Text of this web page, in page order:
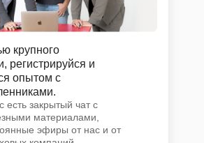
крупного
регистрируйся и
опытом с
есть закрытый чат с
материалами,
эфиры от нас и от